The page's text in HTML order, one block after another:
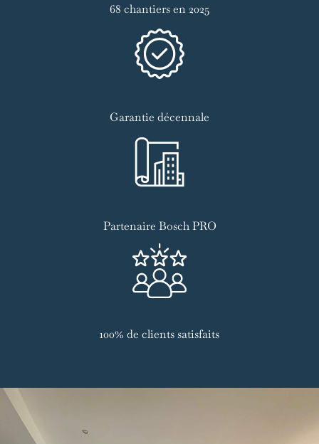
68 chantiers en 2025
Garantie décennale
Partenaire Bosch PRO
100% de clients satisfaits